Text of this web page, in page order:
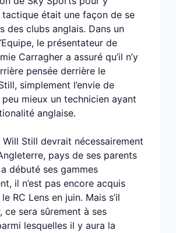
tactique était une façon de se
des clubs anglais. Dans un
le présentateur de
Carragher a assuré qu’il n’y
pensée derrière le
simplement l’envie de
mieux un technicien ayant
anglaise.
Will Still devrait nécessairement
pays de ses parents
débuté ses gammes
il n’est pas encore acquis
RC Lens en juin. Mais s’il
ce sera sûrement à ses
lesquelles il y aura la